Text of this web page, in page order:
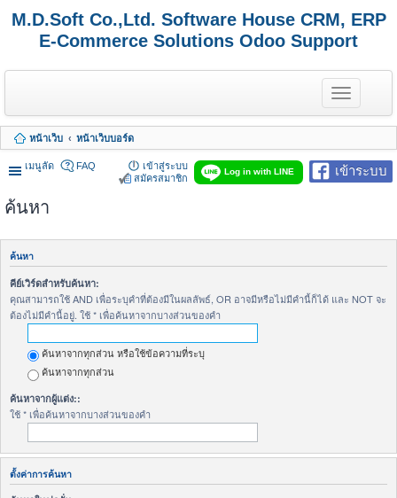
M.D.Soft Co.,Ltd. Software House CRM, ERP
E-Commerce Solutions Odoo Support
T
o
g
l
e
n
a
a
i
หน้าเว็บ หน้าเว็บบอร์ด
เมนูลัด เข้าระบบ
Log in with LINE
FAQ
เข้าสู่ระบบ
สมัครสมาชิก
ค้นหา
ค้นหา
คีย์เวิร์ดสำหรับค้นหา:
คุณสามารถใช้ AND เพื่อระบุคำที่ต้องมีในผลลัพธ์, OR อาจมีหรือไม่มีคำนี้ก็ได้ และ NOT จะ
ต้องไม่มีคำนี้อยู่. ใช้ * เพื่อค้นหาจากบางส่วนของคำ
ค้นหาจากทุกส่วน หรือใช้ข้อความที่ระบุ
ค้นหาจากทุกส่วน
ค้นหาจากผู้แต่ง::
ใช้ * เพื่อค้นหาจากบางส่วนของคำ
ตั้งค่าการค้นหา